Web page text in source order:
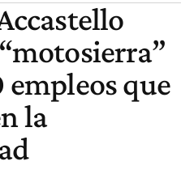
empleos que
la